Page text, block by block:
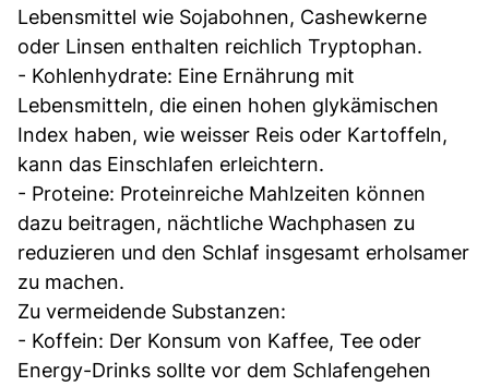
Lebensmittel wie Sojabohnen, Cashewkerne
oder Linsen enthalten reichlich Tryptophan.
- Kohlenhydrate: Eine Ernährung mit
Lebensmitteln, die einen hohen glykämischen
Index haben, wie weisser Reis oder Kartoffeln,
kann das Einschlafen erleichtern.
- Proteine: Proteinreiche Mahlzeiten können
dazu beitragen, nächtliche Wachphasen zu
reduzieren und den Schlaf insgesamt erholsamer
zu machen.
Zu vermeidende Substanzen:
- Koffein: Der Konsum von Kaffee, Tee oder
Energy-Drinks sollte vor dem Schlafengehen